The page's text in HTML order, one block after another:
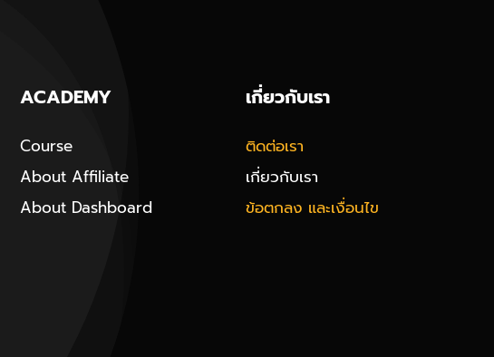
ACADEMY
Course
About Affiliate
About Dashboard
เกี่ยวกับเรา
ติดต่อเรา
เกี่ยวกับเรา
ข้อตกลง และเงื่อนไข